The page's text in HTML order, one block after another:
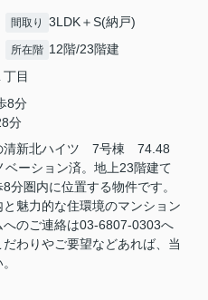
間取り 3LDK＋S(納戸)
所在階 12階/23階建
丁目
8分
分
清新北ハイツ 7号棟 74.48
ション済。地上23階建て
分圏内に位置する物件です。
魅力的な住環境のマンション
のご連絡は03-6807-0303へ
わりやご要望などあれば、当